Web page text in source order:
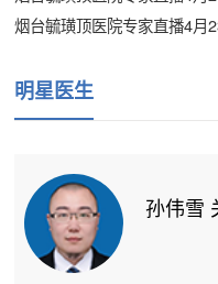
烟台毓璜顶医院专家直播4月
明星医生
孙伟雪